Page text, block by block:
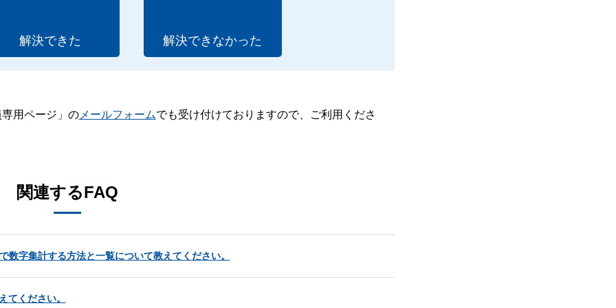
解決できた 解決できなかった
用ページ」のメールフォームでも受け付けておりますので、ご利用くださ
関連するFAQ
字集計する方法と一覧について教えてください。
ください。